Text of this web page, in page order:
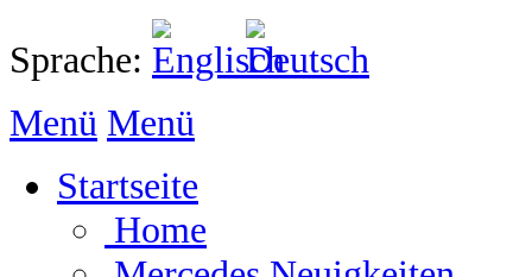
Sprache:
Menü Menü
Startseite
Home